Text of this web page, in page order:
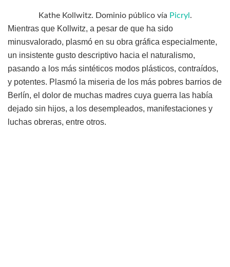
Kathe Kollwitz. Dominio público vía Picryl .
Mientras que Kollwitz, a pesar de que ha sido
minusvalorado, plasmó en su obra gráfica especialmente,
un insistente gusto descriptivo hacia el naturalismo,
pasando a los más sintéticos modos plásticos, contraídos,
y potentes. Plasmó la miseria de los más pobres barrios de
Berlín, el dolor de muchas madres cuya guerra las había
dejado sin hijos, a los desempleados, manifestaciones y
luchas obreras, entre otros.